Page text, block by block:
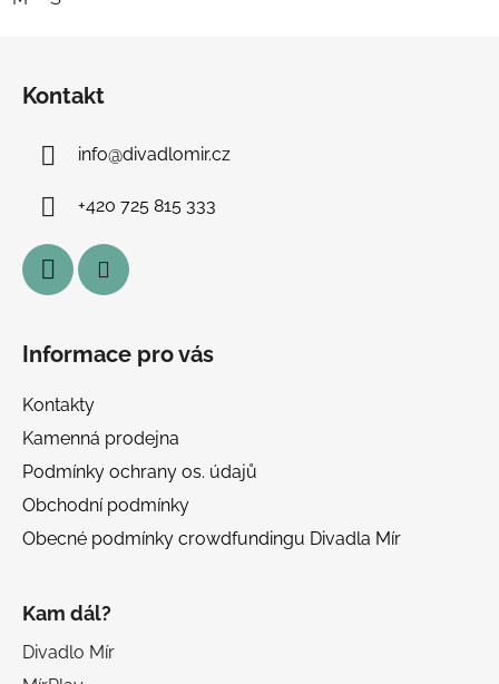
Kontakt
info@divadlomir.cz
+420 725 815 333
Informace pro vás
Kontakty
Kamenná prodejna
Podmínky ochrany os. údajů
Obchodní podmínky
Obecné podmínky crowdfundingu Divadla Mír
Kam dál?
Divadlo Mír